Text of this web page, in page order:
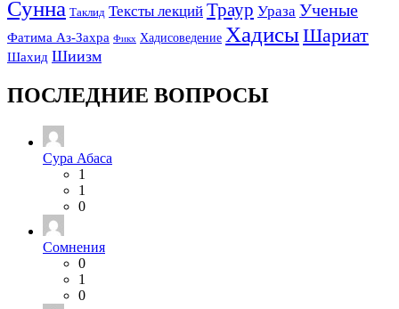
Сунна Таклид Тексты лекций Траур Ураза Ученые
Фатима Аз-Захра Фикх Хадисоведение ХадисыШариат
Шахид Шиизм
ПОСЛЕДНИЕ ВОПРОСЫ
Сура Абаса
1
1
0
Сомнения
0
1
0